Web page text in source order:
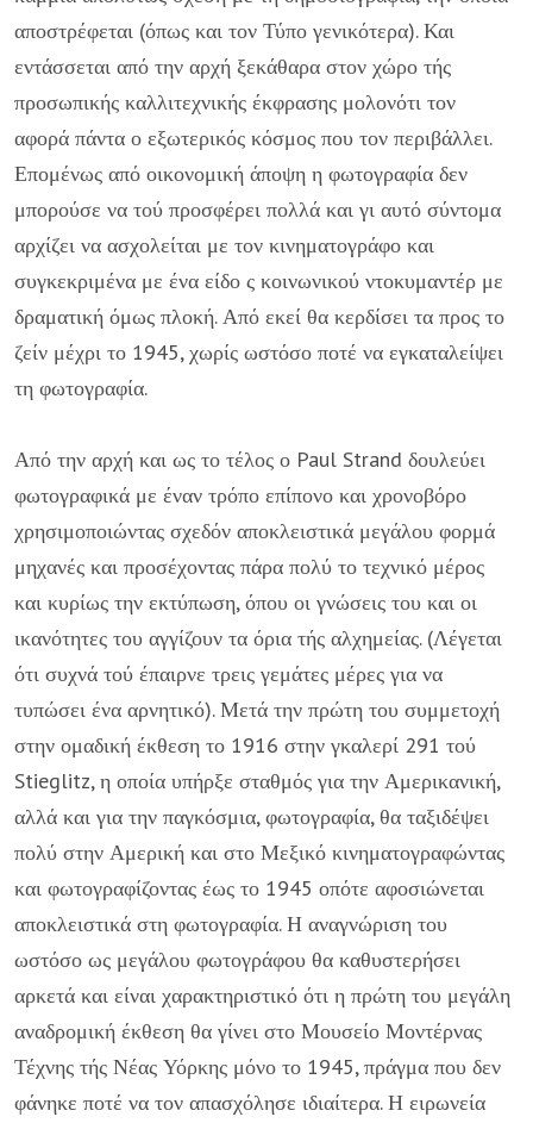
αποστρέφεται (όπως και τον Τύπο γενικότερα). Και
εντάσσεται από την αρχή ξεκάθα­ρα στον χώρο τής
προσωπικής καλλιτεχνικής έκφρασης μο­λονότι τον
αφορά πάντα ο εξωτερικός κόσμος που τον περι­βάλλει.
Επομένως από οικονομική άποψη η φωτογραφία δεν
μπορούσε να τού προσφέρει πολλά και γι αυτό σύντομα
αρχί­ζει να ασχολείται με τον κινηματογράφο και
συγκεκριμένα με ένα είδο ς κοινωνικού ντοκυμαντέρ με
δραματική όμως πλο­κή. Από εκεί θα κερδίσει τα προς το
ζείν μέχρι το 1945, χω­ρίς ωστόσο ποτέ να εγκαταλείψει
τη φωτογραφία.
Από την αρχή και ως το τέλος ο Paul Strand δουλεύει
φω­τογραφικά με έναν τρόπο επίπονο και χρονοβόρο
χρησιμο­ποιώντας σχεδόν αποκλειστικά μεγάλου φορμά
μηχανές και προσέχοντας πάρα πολύ το τεχνικό μέρος
και κυρίως την εκτύπωση, όπου οι γνώσεις του και οι
ικανότητες του αγγί­ζουν τα όρια τής αλχημείας. (Λέγεται
ότι συχνά τού έπαιρνε τρεις γεμάτες μέρες για να
τυπώσει ένα αρνητικό). Μετά την πρώτη του συμμετοχή
στην ομαδική έκθεση το 1916 στην γκα­λερί 291 τού
Stieglitz, η οποία υπήρξε σταθμός για την Αμερικανική,
αλλά και για την παγκόσμια, φωτογραφία, θα τα­ξιδέψει
πολύ στην Αμερική και στο Μεξικό κινηματογραφώ­ντας
και φωτογραφίζοντας έως το 1945 οπότε αφοσιώνεται
αποκλειστικά στη φωτογραφία. Η αναγνώριση του
ωστόσο ως μεγάλου φωτογράφου θα καθυστερήσει
αρκετά και είναι χα­ρακτηριστικό ότι η πρώτη του μεγάλη
αναδρομική έκθεση θα γίνει στο Μουσείο Μοντέρνας
Τέχνης τής Νέας Υόρκης μό­νο το 1945, πράγμα που δεν
φάνηκε ποτέ να τον απασχόλη­σε ιδιαίτερα. Η ειρωνεία